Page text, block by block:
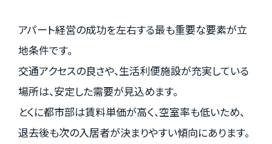
アパート経営の成功を左右する最も重要な要素が立
地条件です。
交通アクセスの良さや、生活利便施設が充実している
場所は、安定した需要が見込めます。
とくに都市部は賃料単価が高く、空室率も低いため、
退去後も次の入居者が決まりやすい傾向にあります。